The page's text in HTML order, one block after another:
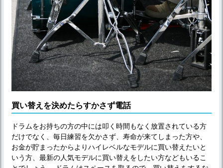
買い替えを決めたらすかさず電話
ドラムをお持ちの方の中には叩く時間もなく放置されている方
だけでなく、毎日練習を欠かさず、寿命が来てしまった方や、
お金が貯まったからよりハイレベルなモデルに買い替えたいと
いう方、最新の人気モデルに買い替えをしたい方などもいるこ